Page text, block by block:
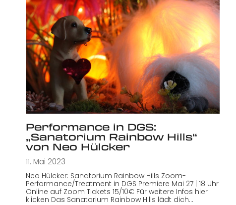
Performance in DGS:
„Sanatorium Rainbow Hills“
von Neo Hülcker
11. Mai 2023
Neo Hülcker: Sanatorium Rainbow Hills Zoom-
Performance/Treatment in DGS Premiere Mai 27 | 18 Uhr
Online auf Zoom Tickets 15/10€ Für weitere Infos hier
klicken Das Sanatorium Rainbow Hills lädt dich…